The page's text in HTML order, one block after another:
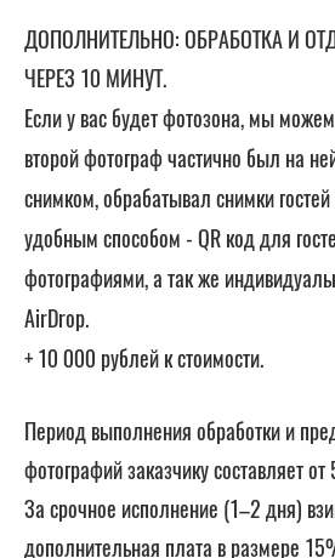
ДОПОЛНИТЕЛЬНО: ОБРАБОТКА И
ЧЕРЕЗ 10 МИНУТ.
Если у вас будет фотозона, мы
второй фотограф частично был на
снимком, обрабатывал снимки
удобным способом - QR код для
фотографиями, а так же
AirDrop.
+ 10 000 рублей к стоимости.
Период выполнения обработки и
фотографий заказчику составляет
За срочное исполнение (1–2 дня)
дополнительная плата в размере